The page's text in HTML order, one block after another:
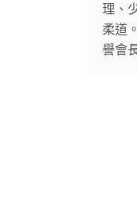
理、
柔道
譽會